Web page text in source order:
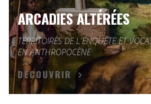
ARCADIES ALTÉRÉES
TERRITOIRES DE L'ENQUÊTE ET
EN ANTHROPOCÈNE
DÉCOUVRIR